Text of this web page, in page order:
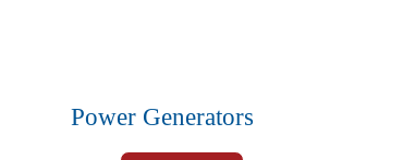
Power Generators